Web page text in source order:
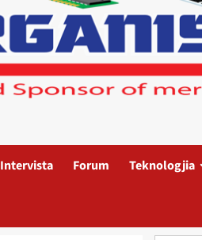
Intervista Forum Teknologjia